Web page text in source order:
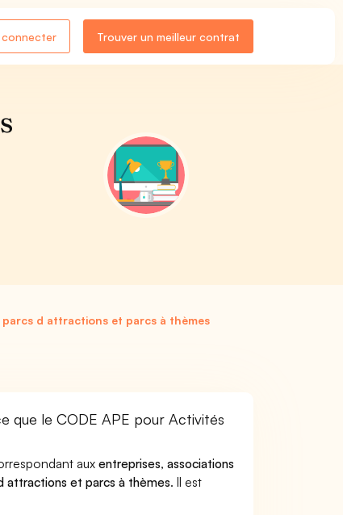
connecter Trouver un meilleur contrat
d attractions et parcs à thèmes
que le CODE APE pour Activités
auxentreprises,associations
attractions et parcs à thèmes. Il est